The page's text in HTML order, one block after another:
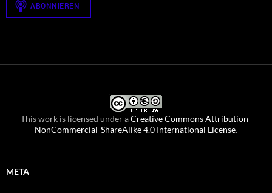
This work is licensed under aCreative Commons Attribution-
NonCommercial-ShareAlike 4.0 International License.
META